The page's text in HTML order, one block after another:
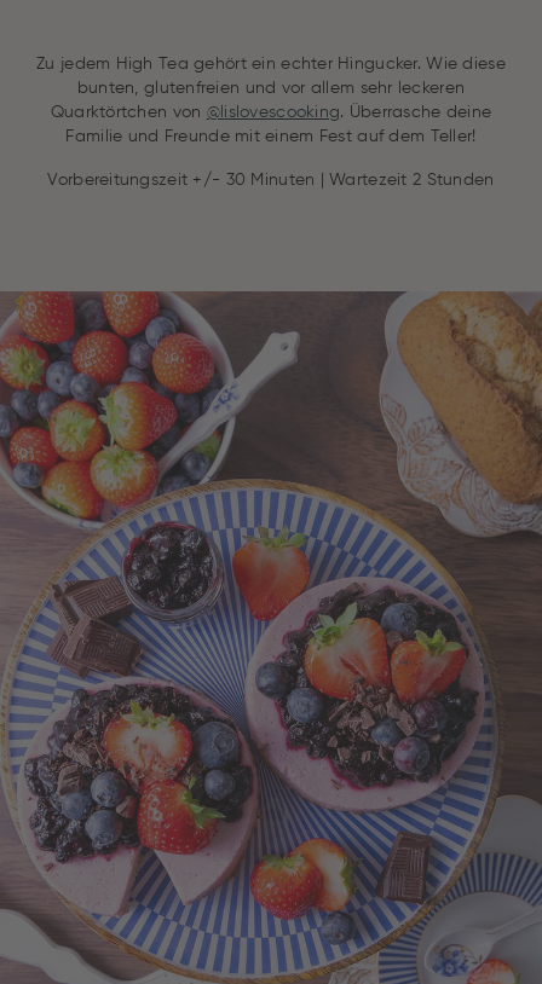
Zu jedem High Tea gehört ein echter Hingucker. Wie diese
bunten, glutenfreien und vor allem sehr leckeren
Quarktörtchen von @lislovescooking. Überrasche deine
Familie und Freunde mit einem Fest auf dem Teller!
Vorbereitungszeit +/- 30 Minuten | Wartezeit 2 Stunden